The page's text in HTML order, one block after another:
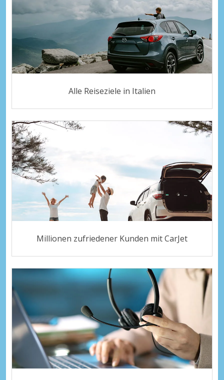
Alle Reiseziele in Italien
Millionen zufriedener Kunden mit CarJet